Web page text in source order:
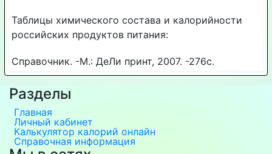
Таблицы химического состава и калорийности
российских продуктов питания:
Справочник. -М.: ДеЛи принт, 2007. -276с.
Разделы
Главная
Личный кабинет
Калькулятор калорий онлайн
Справочная информация